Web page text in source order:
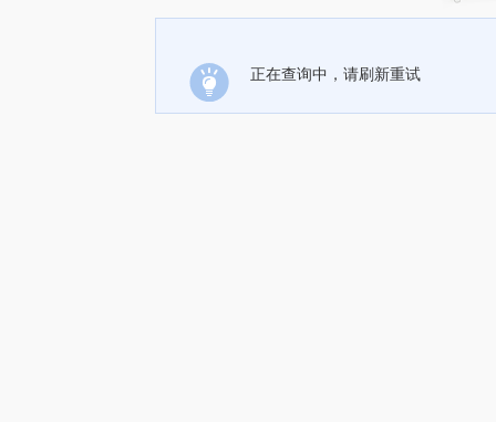
正在查询中，请刷新重试